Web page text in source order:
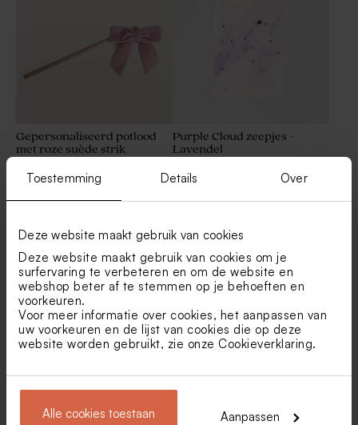
Toestemming Details Over
Deze website maakt gebruik van cookies
Deze website maakt gebruik van cookies om je
surfervaring te verbeteren en om de website en
webshop beter af te stemmen op je behoeften en
voorkeuren.
Voor meer informatie over cookies, het aanpassen van
uw voorkeuren en de lijst van cookies die op deze
website worden gebruikt, zie onze Cookieverklaring.
Alle cookies toestaan Aanpassen
Gepersonaliseerd potlood
met roze suède strik
Purple Cloud zeepjes -
Lavendel
Mini keramieken
bloempotjes - Blush
Ambachtelijke ronde
zeepjes Pink Cloud